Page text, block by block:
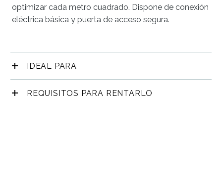
optimizar cada metro cuadrado. Dispone de conexión
eléctrica básica y puerta de acceso segura.
IDEAL PARA
REQUISITOS PARA RENTARLO